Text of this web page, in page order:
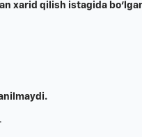
xarid qilish istagida